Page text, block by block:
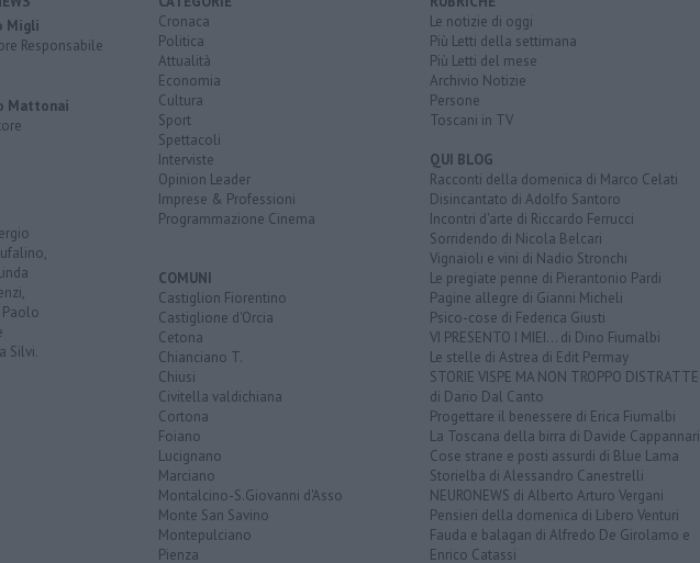
Migli
Responsabile
Mattonai
Silvi.
Cronaca
Politica
Attualità
Economia
Cultura
Sport
Spettacoli
Interviste
Opinion Leader
Imprese & Professioni
Programmazione Cinema
COMUNI
Castiglion Fiorentino
Castiglione d'Orcia
Cetona
Chianciano T.
Chiusi
Civitella valdichiana
Cortona
Foiano
Lucignano
Marciano
Montalcino-S.Giovanni d'Asso
Monte San Savino
Montepulciano
Pienza
Le notizie di oggi
Più Letti della settimana
Più Letti del mese
Archivio Notizie
Persone
Toscani in TV
QUI BLOG
Racconti della domenica di Marco Celati
Disincantato di Adolfo Santoro
Incontri d'arte di Riccardo Ferrucci
Sorridendo di Nicola Belcari
Vignaioli e vini di Nadio Stronchi
Le pregiate penne di Pierantonio Pardi
Pagine allegre di Gianni Micheli
Psico-cose di Federica Giusti
VI PRESENTO I MIEI... di Dino Fiumalbi
Le stelle di Astrea di Edit Permay
STORIE VISPE MA NON TROPPO DISTRATTE
di Dario Dal Canto
Progettare il benessere di Erica Fiumalbi
La Toscana della birra di Davide Cappannari
Cose strane e posti assurdi di Blue Lama
Storielba di Alessandro Canestrelli
NEURONEWS di Alberto Arturo Vergani
Pensieri della domenica di Libero Venturi
Fauda e balagan di Alfredo De Girolamo e
Enrico Catassi